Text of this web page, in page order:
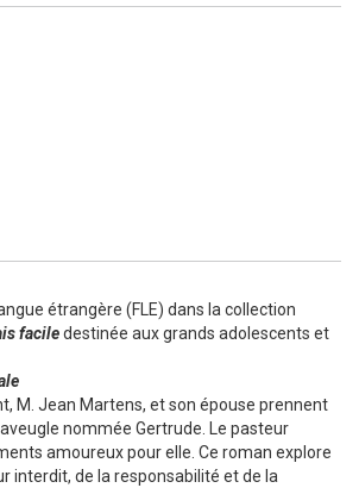
étrangère (FLE) dans la collection
faciledestinée aux grands adolescents et
M. Jean Martens, et son épouse prennent
nommée Gertrude. Le pasteur
amoureux pour elle. Ce roman explore
interdit, de la responsabilité et de la